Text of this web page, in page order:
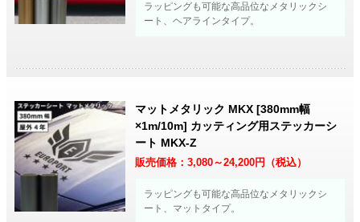
ラッピングも可能な高品位なメタリックシ
ート、ヘアラインタイプ。
マットメタリック MKX [380mm幅
×1m/10m] カッティング用ステッカーシ
ート MKX-Z
販売価格：3,080～24,200円（税込）
ラッピングも可能な高品位なメタリックシ
ート、マットタイプ。